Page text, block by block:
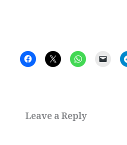
Leave a Reply